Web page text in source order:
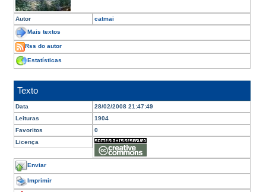
Autor catmai
Mais textos
Rss do autor
Estatísticas
Texto
Data
28/02/2008 21:47:49
Leituras
1904
Favoritos
0
Licença
Enviar
Imprimir